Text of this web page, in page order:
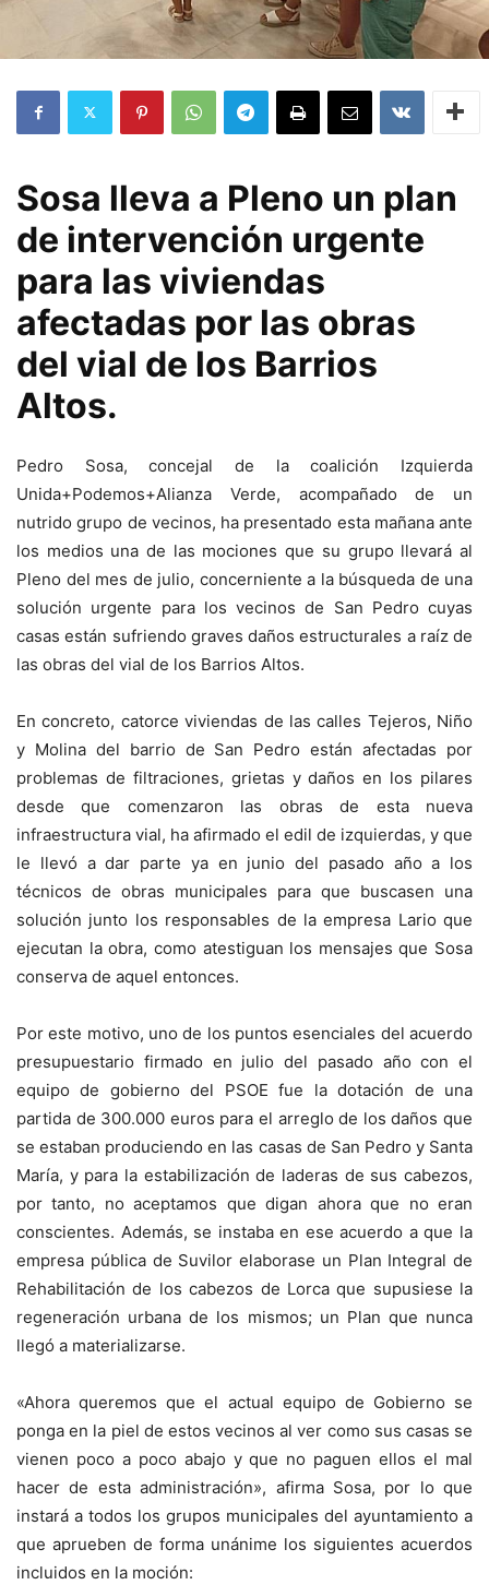
Sosa lleva a Pleno un plan
de intervención urgente
para las viviendas
afectadas por las obras
del vial de los Barrios
Altos.
Pedro Sosa, concejal de la coalición Izquierda
Unida+Podemos+Alianza Verde, acompañado de un
nutrido grupo de vecinos, ha presentado esta mañana ante
los medios una de las mociones que su grupo llevará al
Pleno del mes de julio, concerniente a la búsqueda de una
solución urgente para los vecinos de San Pedro cuyas
casas están sufriendo graves daños estructurales a raíz de
las obras del vial de los Barrios Altos.
En concreto, catorce viviendas de las calles Tejeros, Niño
y Molina del barrio de San Pedro están afectadas por
problemas de filtraciones, grietas y daños en los pilares
desde que comenzaron las obras de esta nueva
infraestructura vial, ha afirmado el edil de izquierdas, y que
le llevó a dar parte ya en junio del pasado año a los
técnicos de obras municipales para que buscasen una
solución junto los responsables de la empresa Lario que
ejecutan la obra, como atestiguan los mensajes que Sosa
conserva de aquel entonces.
Por este motivo, uno de los puntos esenciales del acuerdo
presupuestario firmado en julio del pasado año con el
equipo de gobierno del PSOE fue la dotación de una
partida de 300.000 euros para el arreglo de los daños que
se estaban produciendo en las casas de San Pedro y Santa
María, y para la estabilización de laderas de sus cabezos,
por tanto, no aceptamos que digan ahora que no eran
conscientes. Además, se instaba en ese acuerdo a que la
empresa pública de Suvilor elaborase un Plan Integral de
Rehabilitación de los cabezos de Lorca que supusiese la
regeneración urbana de los mismos; un Plan que nunca
llegó a materializarse.
«Ahora queremos que el actual equipo de Gobierno se
ponga en la piel de estos vecinos al ver como sus casas se
vienen poco a poco abajo y que no paguen ellos el mal
hacer de esta administración», afirma Sosa, por lo que
instará a todos los grupos municipales del ayuntamiento a
que aprueben de forma unánime los siguientes acuerdos
incluidos en la moción: